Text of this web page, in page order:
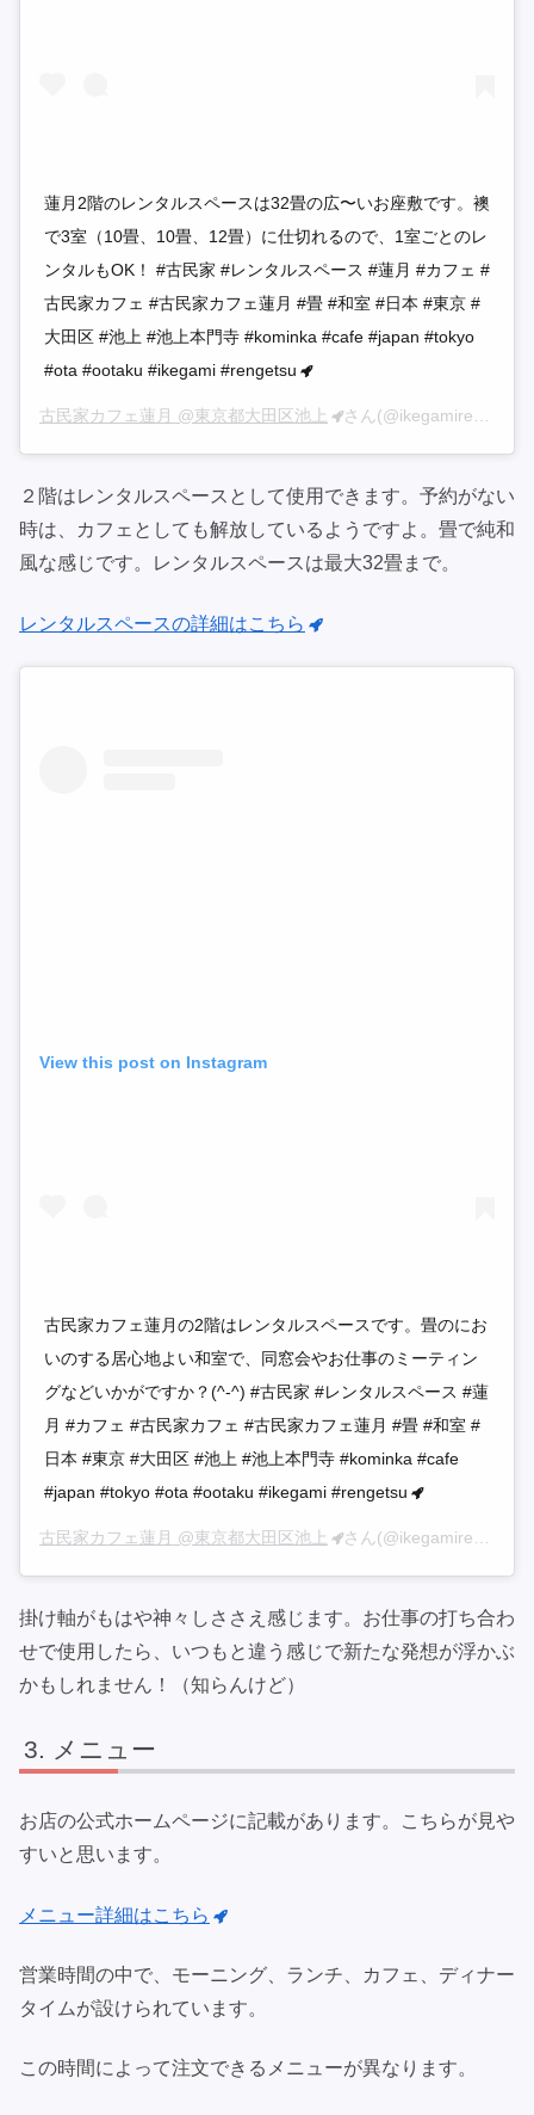
蓮月2階のレンタルスペースは32畳の広〜いお座敷です。襖
で3室（10畳、10畳、12畳）に仕切れるので、1室ごとのレ
ンタルもOK！ #古民家 #レンタルスペース #蓮月 #カフェ #
古民家カフェ #古民家カフェ蓮月 #畳 #和室 #日本 #東京 #
大田区 #池上 #池上本門寺 #kominka #cafe #japan #tokyo
#ota #ootaku #ikegami #rengetsu
古民家カフェ蓮月 @東京都大田区池上 さん(@ikegamirengetsu)がシェアした投稿 –
２階はレンタルスペースとして使用できます。予約がない
時は、カフェとしても解放しているようですよ。畳で純和
風な感じです。レンタルスペースは最大32畳まで。
レンタルスペースの詳細はこちら
View this post on Instagram
古民家カフェ蓮月の2階はレンタルスペースです。畳のにお
いのする居心地よい和室で、同窓会やお仕事のミーティン
グなどいかがですか？(^-^) #古民家 #レンタルスペース #蓮
月 #カフェ #古民家カフェ #古民家カフェ蓮月 #畳 #和室 #
日本 #東京 #大田区 #池上 #池上本門寺 #kominka #cafe
#japan #tokyo #ota #ootaku #ikegami #rengetsu
古民家カフェ蓮月 @東京都大田区池上 さん(@ikegamirengetsu)がシェアした投稿 –
掛け軸がもはや神々しささえ感じます。お仕事の打ち合わ
せで使用したら、いつもと違う感じで新たな発想が浮かぶ
かもしれません！（知らんけど）
メニュー
お店の公式ホームページに記載があります。こちらが見や
すいと思います。
メニュー詳細はこちら
営業時間の中で、モーニング、ランチ、カフェ、ディナー
タイムが設けられています。
この時間によって注文できるメニューが異なります。